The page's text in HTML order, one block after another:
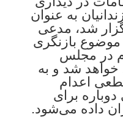
به عنوان
شد، مدعی
بازنگری
در مجلس
خواهد شد و به
اعدام
برای
داده می‌شود.